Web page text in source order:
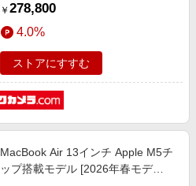
CPUと10コアGPU] シルバー
MDH84J/A
￥ 278,800
4.0%
ストアにすすむ
MacBook Air 13インチ Apple M5チ
ップ搭載モデル [2026年春モデ